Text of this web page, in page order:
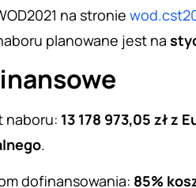
na stronie
planowane jest na
naboru: 13 178 973,05 zł z
.
dofinansowania: 85%